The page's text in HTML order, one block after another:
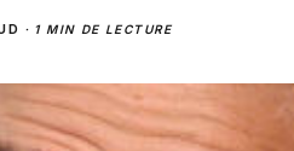
· 1 MIN DE LECTURE